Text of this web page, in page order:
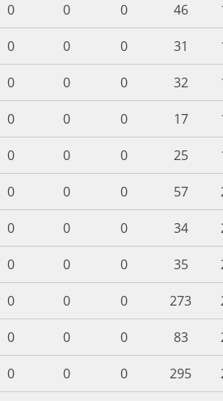
0 0 0 46
0 0 0 31
0 0 0 32
0 0 0 17
0 0 0 25
0 0 0 57
0 0 0 34
0 0 0 35
0 0 0 273
0 0 0 83
0 0 0 295